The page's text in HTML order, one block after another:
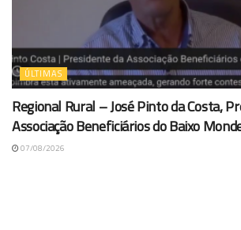
ÚLTIMAS
Regional Rural – José Pinto da Costa,
Associação Beneficiários do Baixo
07/08/2026